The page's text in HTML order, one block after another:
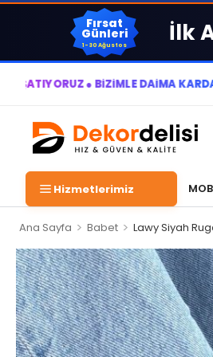
Fırsat
Günleri
1-30 Ağustos İlk
● BİZİMLE DAİMA KÂRDASINIZ...
Hizmetlerimiz
Ana Sayfa > Babet > Lawy Siyah